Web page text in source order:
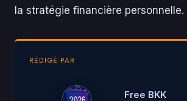
la stratégie financière personnelle.
RÉDIGÉ PAR
Free BKK